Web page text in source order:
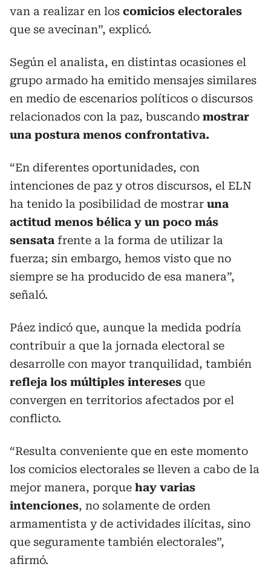
van a realizar en los comicios electorales
que se avecinan”, explicó.
Según el analista, en distintas ocasiones el
grupo armado ha emitido mensajes similares
en medio de escenarios políticos o discursos
relacionados con la paz, buscando mostrar
una postura menos confrontativa.
“En diferentes oportunidades, con
intenciones de paz y otros discursos, el ELN
ha tenido la posibilidad de mostrar una
actitud menos bélica y un poco más
sensata frente a la forma de utilizar la
fuerza; sin embargo, hemos visto que no
siempre se ha producido de esa manera”,
señaló.
Páez indicó que, aunque la medida podría
contribuir a que la jornada electoral se
desarrolle con mayor tranquilidad, también
refleja los múltiples intereses que
convergen en territorios afectados por el
conflicto.
“Resulta conveniente que en este momento
los comicios electorales se lleven a cabo de la
mejor manera, porque hay varias
intenciones, no solamente de orden
armamentista y de actividades ilícitas, sino
que seguramente también electorales”,
afirmó.